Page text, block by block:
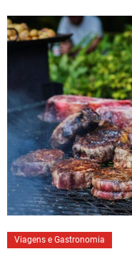
Viagens e Gastronomia